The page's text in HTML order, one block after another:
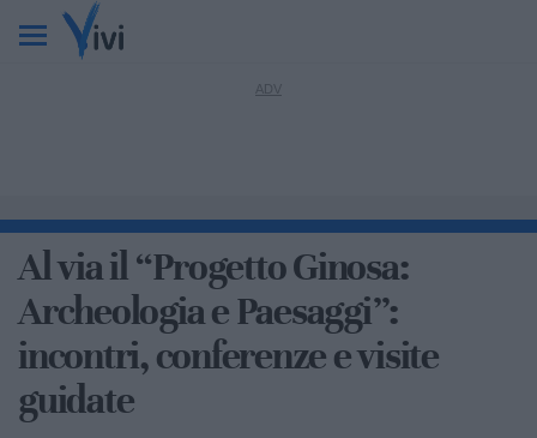
Al via il “Progetto Ginosa:
Archeologia e Paesaggi”:
incontri, conferenze e visite
guidate